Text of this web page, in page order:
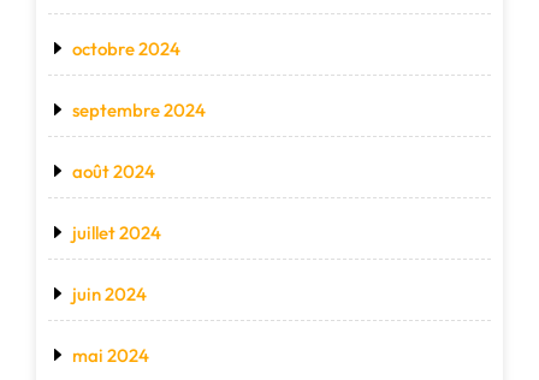
octobre 2024
septembre 2024
août 2024
juillet 2024
juin 2024
mai 2024